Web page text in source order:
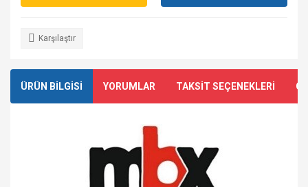
Karşılaştır
ÜRÜN BİLGİSİ YORUMLAR TAKSİT SEÇENEKLERİ